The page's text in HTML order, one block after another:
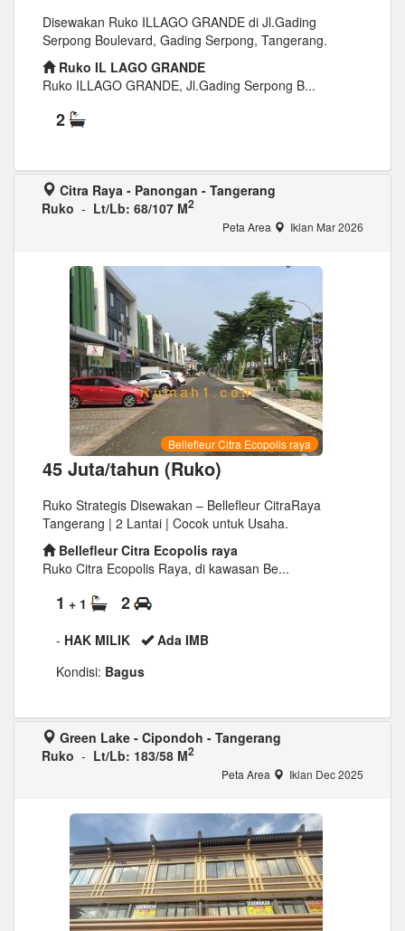
Disewakan Ruko ILLAGO GRANDE di Jl.Gading
Serpong Boulevard, Gading Serpong, Tangerang.
Ruko IL LAGO GRANDE
Ruko ILLAGO GRANDE, Jl.Gading Serpong B...
2
Citra Raya - Panongan - Tangerang
Ruko - Lt/Lb: 68/107 M2
Peta Area Iklan Mar 2026
Bellefleur Citra Ecopolis raya
45 Juta/tahun (Ruko)
Ruko Strategis Disewakan – Bellefleur CitraRaya
Tangerang | 2 Lantai | Cocok untuk Usaha.
Bellefleur Citra Ecopolis raya
Ruko Citra Ecopolis Raya, di kawasan Be...
1 + 1 2
- HAK MILIK
Ada IMB
Kondisi: Bagus
Green Lake - Cipondoh - Tangerang
Ruko - Lt/Lb: 183/58 M2
Peta Area Iklan Dec 2025